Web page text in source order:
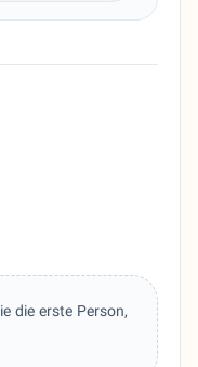
die erste Person,